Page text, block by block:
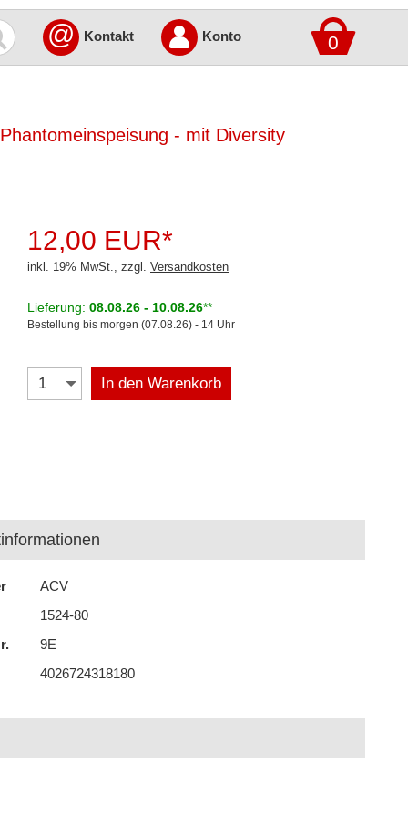
0
@ Kontakt Konto
- mit Diversity
12,00 EUR*
inkl. 19% MwSt., zzgl. Versandkosten
Lieferung: 08.08.26 - 10.08.26**
Bestellung bis morgen (07.08.26) - 14 Uhr
In den Warenkorb
ACV
1524-80
9E
4026724318180